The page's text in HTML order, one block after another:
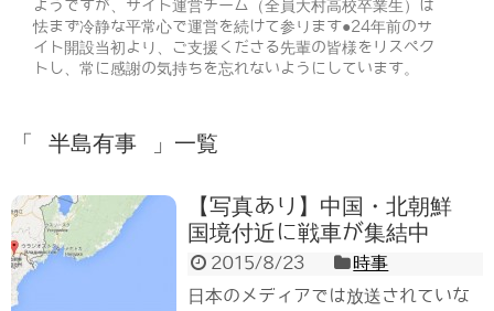
ようですが、サイト運営チーム（全員大村高校卒業生）は
怯まず冷静な平常心で運営を続けて参ります●24年前のサ
イト開設当初より、ご支援くださる先輩の皆様をリスペク
トし、常に感謝の気持ちを忘れないようにしています。
「 半島有事 」一覧
【写真あり】中国・北朝鮮
国境付近に戦車が集結中
2015/8/23
時事
日本のメディアでは放送されていな